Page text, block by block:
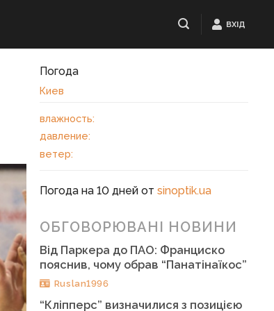
ВХІД
Погода
Киев
влажность:
давление:
ветер:
Погода на 10 дней отsinoptik.ua
ОБГОВОРЮВАНІ НОВИНИ
Від Паркера до ПАО: Франциско
пояснив, чому обрав “Панатінаїкос”
Ruslan1996
“Кліпперс” визначилися з позицією